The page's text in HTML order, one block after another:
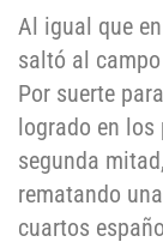
Al igual que
saltó al
Por suerte
logrado en
segunda
rematando
cuartos